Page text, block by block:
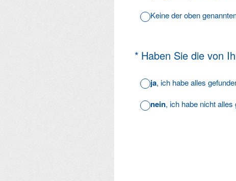
Keine der oben
* Haben Sie die von
(Erforderlich.)
ja, ich habe alles
nein, ich habe nicht alles